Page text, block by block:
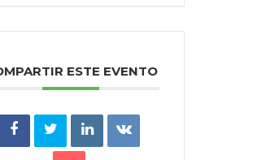
ESTE EVENTO